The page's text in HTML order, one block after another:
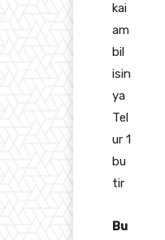
kai
am
bil
isin
ya
Tel
ur 1
bu
tir
Bu